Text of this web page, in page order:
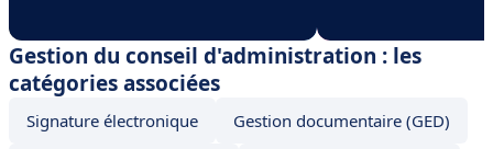
Gestion du conseil d'administration : les
catégories associées
Signature électronique Gestion documentaire (GED)